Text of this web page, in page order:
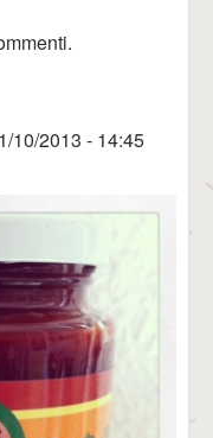
10/2013 - 14:45